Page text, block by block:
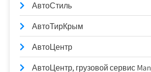
АвтоСтиль
АвтоТирКрым
АвтоЦентр
АвтоЦентр, грузовой сервис Man